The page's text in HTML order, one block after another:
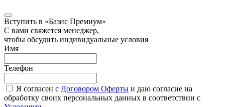
Вступить в «Базис Премиум»
С вами свяжется менеджер,
чтобы обсудить индивидуальные условия
Имя
Телефон
Я согласен с Договором Оферты и даю согласие на
обработку своих персональных данных в соответствии с